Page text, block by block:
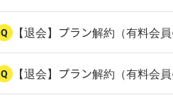
Q 【退会】プラン解約（有料会
Q 【退会】プラン解約（有料会